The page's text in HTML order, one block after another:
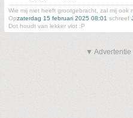
Wie mij niet heeft grootgebracht, zal mij ook
Opzaterdag 15 februari 2025 08:01 schreef
Dot houdt van lekker vlot :P
▼ Advertentie